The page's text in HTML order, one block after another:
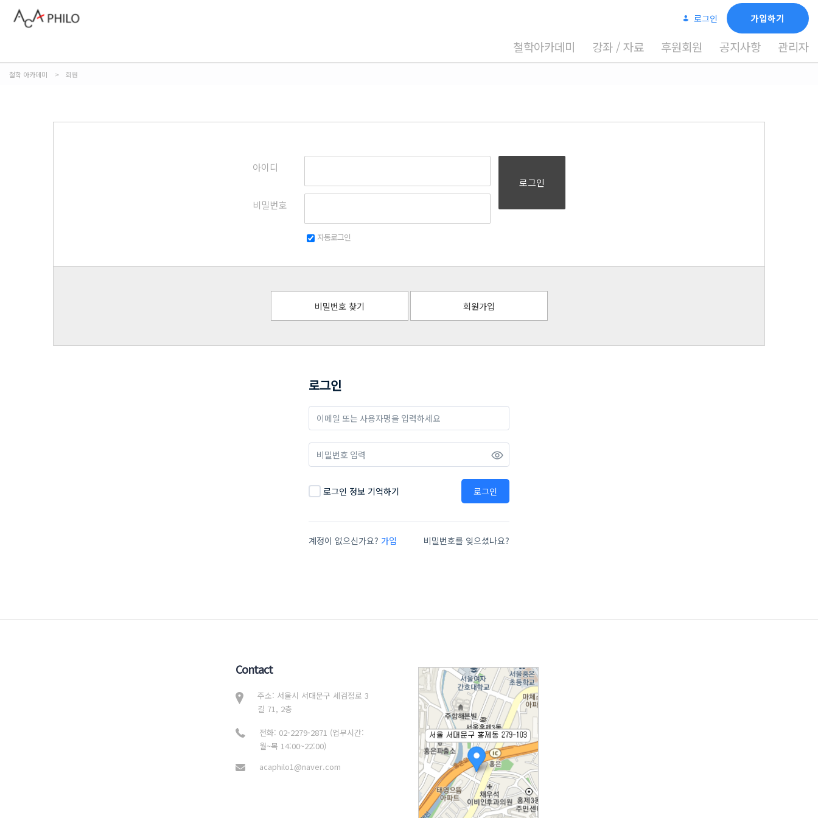
로그인 가입하기
철학아카데미 강좌 / 자료 후원회원 공지사항 관리자
철학 아카데미 > 회원
아이디
비밀번호
자동로그인
로그인
비밀번호 찾기 회원가입
로그인
로그인 정보 기억하기 로그인
계정이 없으신가요? 가입 비밀번호를 잊으셨나요?
Contact
주소: 서울시 서대문구 세검정로 3
길 71, 2층
전화: 02-2279-2871 (업무시간:
월~목 14:00~22:00)
acaphilo1@naver.com